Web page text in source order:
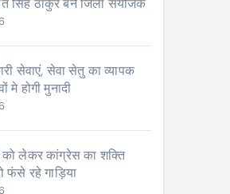
सिंह ठाकुर बने जिला संयोजक
सेवाएं, सेवा सेतु का व्यापक
मे होगी मुनादी
लेकर कांग्रेस का शक्ति
फंसे रहे गाड़िया